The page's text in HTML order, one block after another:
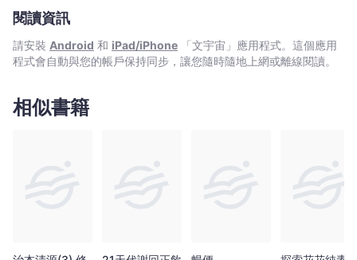
宙
｜
Bookniverse
閱讀資訊
請安裝 Android 和 iPad/iPhone 「文宇宙」應用程式。這個應用
程式會自動與您的帳戶保持同步，讓您隨時隨地上網或離線閱讀。
相似書籍